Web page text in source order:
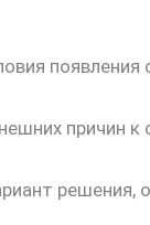
причин